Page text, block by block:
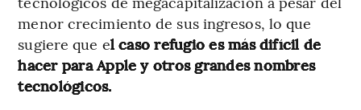
menor crecimiento de sus ingresos, lo que
sugiere que el caso refugio es más difícil de
hacer para Apple y otros grandes nombres
tecnológicos.